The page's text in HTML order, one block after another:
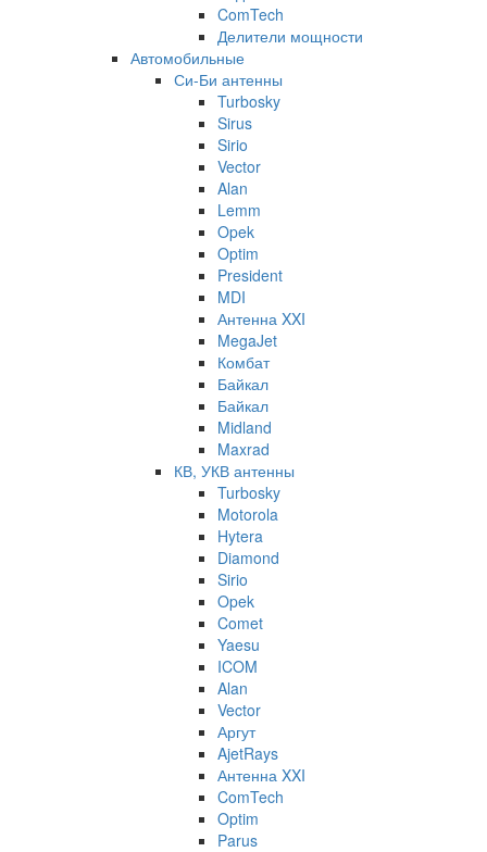
ComTech
Делители мощности
Автомобильные
Си-Би антенны
Turbosky
Sirus
Sirio
Vector
Alan
Lemm
Opek
Optim
President
MDI
Антенна XXI
MegaJet
Комбат
Байкал
Байкал
Midland
Maxrad
КВ, УКВ антенны
Turbosky
Motorola
Hytera
Diamond
Sirio
Opek
Comet
Yaesu
ICOM
Alan
Vector
Аргут
AjetRays
Антенна XXI
ComTech
Optim
Parus